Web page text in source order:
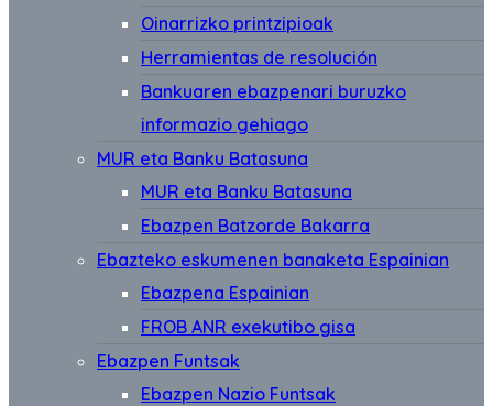
Oinarrizko printzipioak
Herramientas de resolución
Bankuaren ebazpenari buruzko
informazio gehiago
MUR eta Banku Batasuna
MUR eta Banku Batasuna
Ebazpen Batzorde Bakarra
Ebazteko eskumenen banaketa Espainian
Ebazpena Espainian
FROB ANR exekutibo gisa
Ebazpen Funtsak
Ebazpen Nazio Funtsak